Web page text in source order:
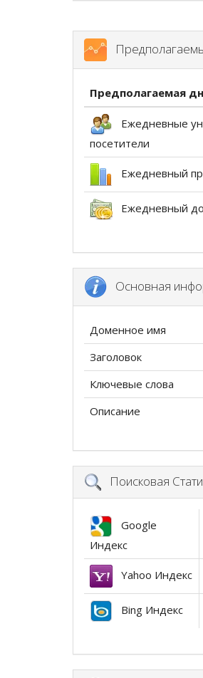
Предполагаемая
Ежедневные
посетители
Ежедневный
Ежедневный
Основная
Доменное имя
Заголовок
Ключевые слова
Описание
Поисковая
Google
Индекс
Yahoo Индекс
Bing Индекс